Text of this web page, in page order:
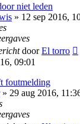
niet leden
» 12 sep 2016,
doorEl torro
09:01
foutmelding
» 29 aug 2016,